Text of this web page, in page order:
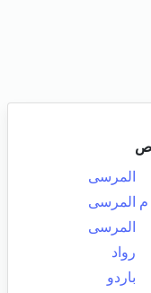
المرسى
المرسى
المرسى
رواد
باردو